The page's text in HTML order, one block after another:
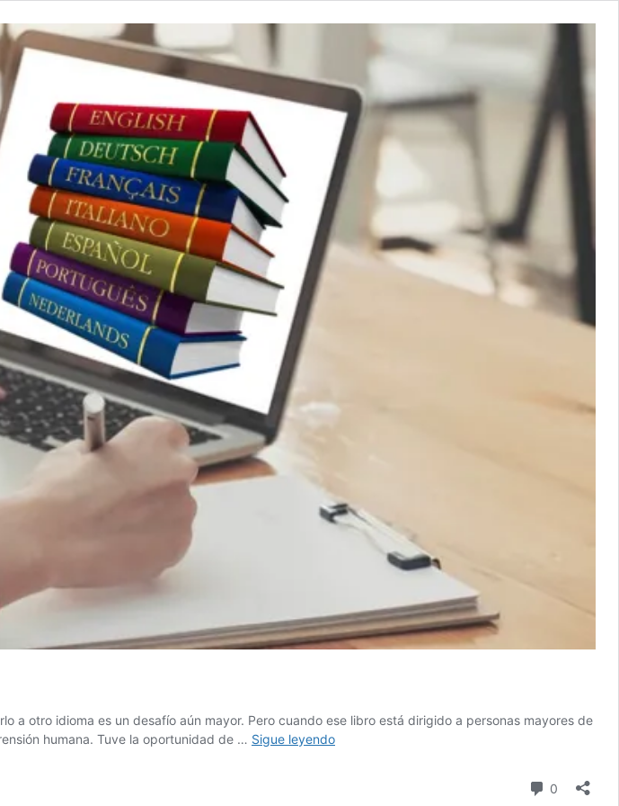
a otro idioma es un desafío aún mayor. Pero cuando ese libro está dirigido a personas mayores de
humana. Tuve la oportunidad de … Sigue leyendoEscribir
0